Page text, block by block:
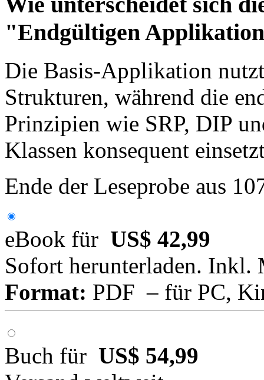
"Endgültigen
Die Basis-Applikation
Strukturen, während die
Prinzipien wie SRP, DIP
Klassen konsequent
Ende der Leseprobe aus
eBook für US$ 42,99
Sofort herunterladen. Inkl.
Format: PDF – für PC,
Buch für US$ 54,99